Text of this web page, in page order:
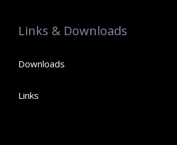
Links & Downloads
Downloads
Links